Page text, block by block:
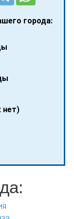
города:
нет)